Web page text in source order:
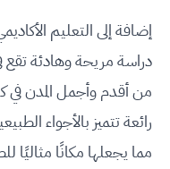
إضافة إلى التعليم
دراسة مريحة وهادئة تقع
من أقدم وأجمل المدن في
رائعة تتميز بالأجواء
مما يجعلها مكانًا مثاليًا